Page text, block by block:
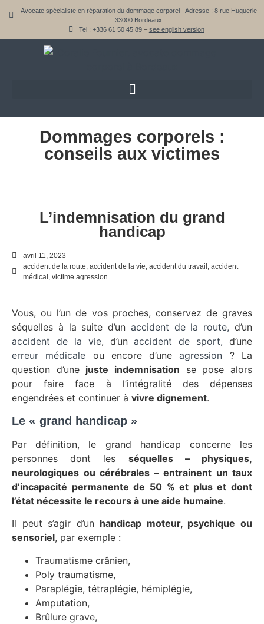
Avocate spécialiste en réparation du dommage corporel - Adresse : 8 rue Huguerie
33000 Bordeaux
Tel : +336 61 50 45 89 – see english version
Dommages corporels :
conseils aux victimes
L’indemnisation du grand
handicap
avril 11, 2023
accident de la route, accident de la vie, accident du travail , accident
médical , victime agression
Vous, ou l’un de vos proches, conservez de graves
séquelles à la suite d’un accident de la route, d’un
accident de la vie, d’unaccident de sport, d’une
erreur médicale ou encore d’uneagression ? La
question d’une juste indemnisation se pose alors
pour faire face à l’intégralité des dépenses
engendrées et continuer à vivre dignement.
Le « grand handicap »
Par définition, le grand handicap concerne les
personnes dont les séquelles – physiques,
neurologiques ou cérébrales – entrainent un taux
d’incapacité permanente de 50 % et plus et dont
l’état nécessite le recours à une aide humaine.
Il peut s’agir d’un handicap moteur, psychique ou
sensoriel, par exemple :
Traumatisme crânien,
Poly traumatisme,
Paraplégie, tétraplégie, hémiplégie,
Amputation,
Brûlure grave,